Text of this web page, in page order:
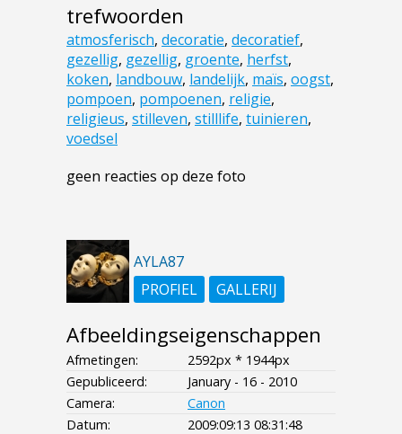
trefwoorden
atmosferisch, decoratie, decoratief,
gezellig, gezellig, groente, herfst,
koken, landbouw, landelijk, maïs, oogst,
pompoen, pompoenen, religie,
religieus, stilleven, stilllife, tuinieren,
voedsel
geen reacties op deze foto
AYLA87
PROFIEL
GALLERIJ
Afbeeldingseigenschappen
Afmetingen:
2592px * 1944px
Gepubliceerd:
January - 16 - 2010
Camera:
Canon
Datum:
2009:09:13 08:31:48